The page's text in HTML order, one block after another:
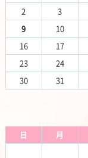
2
3
9
10
16
17
23
24
30
31
日 月